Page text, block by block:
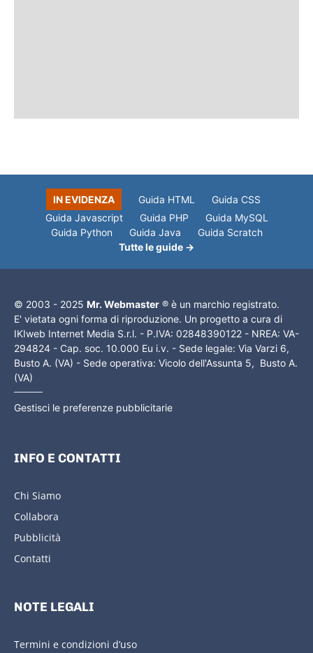
IN EVIDENZA Guida HTML
Guida CSS
Guida Javascript
Guida PHP
Guida MySQL
Guida Python
Guida Java
Guida Scratch
Tutte le guide →
© 2003 - 2025 Mr. Webmaster ® è un marchio registrato.
E' vietata ogni forma di riproduzione. Un progetto a cura di
IKIweb Internet Media S.r.l. - P.IVA: 02848390122 - NREA: VA-
294824 - Cap. soc. 10.000 Eu i.v. - Sede legale: Via Varzi 6,
Busto A. (VA) - Sede operativa: Vicolo dell'Assunta 5, Busto A.
(VA)
Gestisci le preferenze pubblicitarie
INFO E CONTATTI
Chi Siamo
Collabora
Pubblicità
Contatti
NOTE LEGALI
Termini e condizioni d’uso